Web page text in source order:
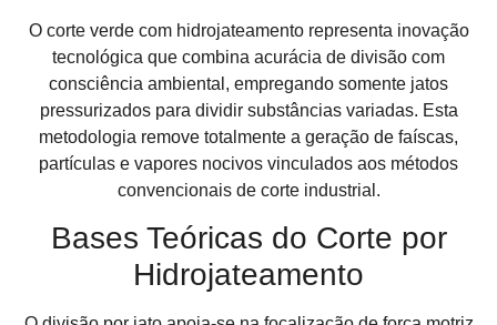
O corte verde com hidrojateamento representa inovação
tecnológica que combina acurácia de divisão com
consciência ambiental, empregando somente jatos
pressurizados para dividir substâncias variadas. Esta
metodologia remove totalmente a geração de faíscas,
partículas e vapores nocivos vinculados aos métodos
convencionais de corte industrial.
Bases Teóricas do Corte por
Hidrojateamento